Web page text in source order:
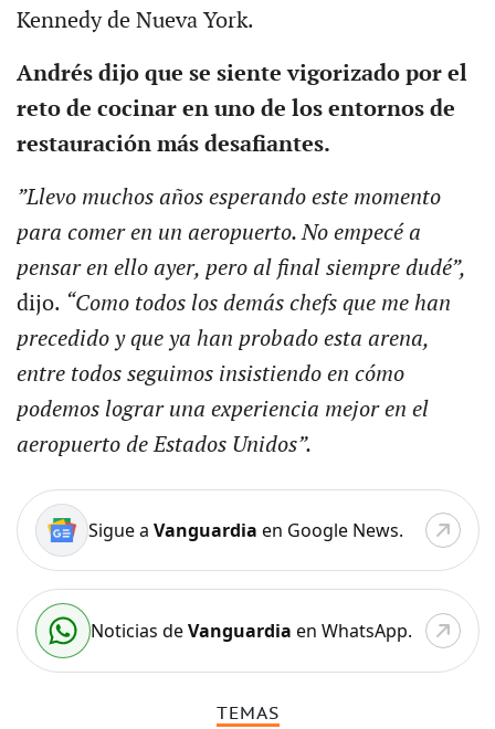
Kennedy de Nueva York.
Andrés dijo que se siente vigorizado por el
reto de cocinar en uno de los entornos de
restauración más desafiantes.
”Llevo muchos años esperando este momento
para comer en un aeropuerto. No empecé a
pensar en ello ayer, pero al final siempre dudé”,
dijo. “Como todos los demás chefs que me han
precedido y que ya han probado esta arena,
entre todos seguimos insistiendo en cómo
podemos lograr una experiencia mejor en el
aeropuerto de Estados Unidos”.
Sigue a Vanguardia en Google News.
Noticias deVanguardia en WhatsApp.
TEMAS